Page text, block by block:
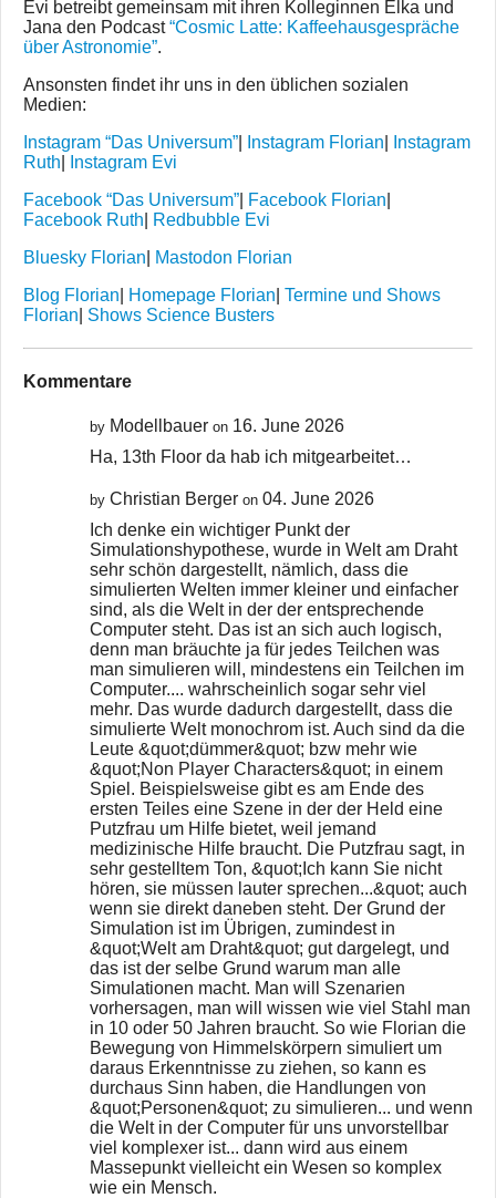
Evi betreibt gemeinsam mit ihren Kolleginnen Elka und
Jana den Podcast“Cosmic Latte: Kaffeehausgespräche
über Astronomie”.
Ansonsten findet ihr uns in den üblichen sozialen
Medien:
Instagram “Das Universum”
Instagram Florian
Instagram
Ruth
Instagram Evi
Facebook “Das Universum” Facebook Florian
Facebook Ruth
Redbubble Evi
Bluesky Florian
Mastodon Florian
Blog Florian
Homepage Florian Termine und Shows
Florian Shows Science Busters
Kommentare
by Modellbauer on 16. June 2026
Ha, 13th Floor da hab ich mitgearbeitet…
by Christian Berger on 04. June 2026
Ich denke ein wichtiger Punkt der
Simulationshypothese, wurde in Welt am Draht
sehr schön dargestellt, nämlich, dass die
simulierten Welten immer kleiner und einfacher
sind, als die Welt in der der entsprechende
Computer steht. Das ist an sich auch logisch,
denn man bräuchte ja für jedes Teilchen was
man simulieren will, mindestens ein Teilchen im
Computer.... wahrscheinlich sogar sehr viel
mehr. Das wurde dadurch dargestellt, dass die
simulierte Welt monochrom ist. Auch sind da die
Leute &quot;dümmer&quot; bzw mehr wie
&quot;Non Player Characters&quot; in einem
Spiel. Beispielsweise gibt es am Ende des
ersten Teiles eine Szene in der der Held eine
Putzfrau um Hilfe bietet, weil jemand
medizinische Hilfe braucht. Die Putzfrau sagt, in
sehr gestelltem Ton, &quot;Ich kann Sie nicht
hören, sie müssen lauter sprechen...&quot; auch
wenn sie direkt daneben steht. Der Grund der
Simulation ist im Übrigen, zumindest in
&quot;Welt am Draht&quot; gut dargelegt, und
das ist der selbe Grund warum man alle
Simulationen macht. Man will Szenarien
vorhersagen, man will wissen wie viel Stahl man
in 10 oder 50 Jahren braucht. So wie Florian die
Bewegung von Himmelskörpern simuliert um
daraus Erkenntnisse zu ziehen, so kann es
durchaus Sinn haben, die Handlungen von
&quot;Personen&quot; zu simulieren... und wenn
die Welt in der Computer für uns unvorstellbar
viel komplexer ist... dann wird aus einem
Massepunkt vielleicht ein Wesen so komplex
wie ein Mensch.